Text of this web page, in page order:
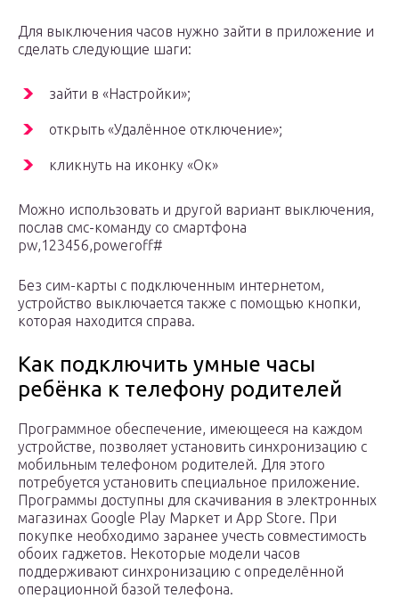
Для выключения часов нужно зайти в приложение и
сделать следующие шаги:
зайти в «Настройки»;
открыть «Удалённое отключение»;
кликнуть на иконку «Ок»
Можно использовать и другой вариант выключения,
послав смс-команду со смартфона
pw,123456,poweroff#
Без сим-карты с подключенным интернетом,
устройство выключается также с помощью кнопки,
которая находится справа.
Как подключить умные часы
ребёнка к телефону родителей
Программное обеспечение, имеющееся на каждом
устройстве, позволяет установить синхронизацию с
мобильным телефоном родителей. Для этого
потребуется установить специальное приложение.
Программы доступны для скачивания в электронных
магазинах Google Play Маркет и App Store. При
покупке необходимо заранее учесть совместимость
обоих гаджетов. Некоторые модели часов
поддерживают синхронизацию с определённой
операционной базой телефона.